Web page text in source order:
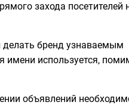
захода посетителей
делать бренд узнаваемым
имени используется,
объявлений